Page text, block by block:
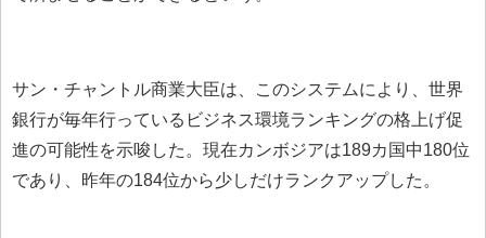
サン・チャントル商業大臣は、このシステムにより、世界
銀行が毎年行っているビジネス環境ランキングの格上げ促
進の可能性を示唆した。現在カンボジアは189カ国中180位
であり、昨年の184位から少しだけランクアップした。